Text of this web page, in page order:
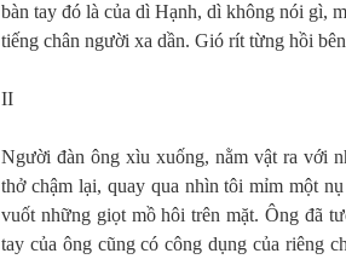
bàn tay đó là của dì Hạnh, dì không nói gì,
tiếng chân người xa dần. Gió rít từng hồi
II
Người đàn ông xìu xuống, nằm vật ra với
thở chậm lại, quay qua nhìn tôi mỉm một
vuốt những giọt mồ hôi trên mặt. Ông đã
tay của ông cũng có công dụng của riêng